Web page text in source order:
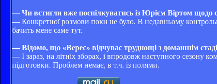
— Чи встигли вже поспілкуватись із Юрієм Віртом щодо
— Конкретної розмови поки не було. В недавньому
бачить мене саме тут.
— Відомо, що «Верес» відчуває труднощі з домашнім
— І зараз, на літніх зборах, і впродовж наступного сезону
підготовки. Проблем немає, в т.ч. із полями.